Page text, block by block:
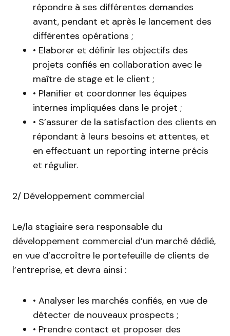
répondre à ses différentes demandes
avant, pendant et après le lancement des
différentes opérations ;
• Elaborer et définir les objectifs des
projets confiés en collaboration avec le
maître de stage et le client ;
• Planifier et coordonner les équipes
internes impliquées dans le projet ;
• S’assurer de la satisfaction des clients en
répondant à leurs besoins et attentes, et
en effectuant un reporting interne précis
et régulier.
2/ Développement commercial
Le/la stagiaire sera responsable du
développement commercial d’un marché dédié,
en vue d’accroître le portefeuille de clients de
l’entreprise, et devra ainsi :
• Analyser les marchés confiés, en vue de
détecter de nouveaux prospects ;
• Prendre contact et proposer des